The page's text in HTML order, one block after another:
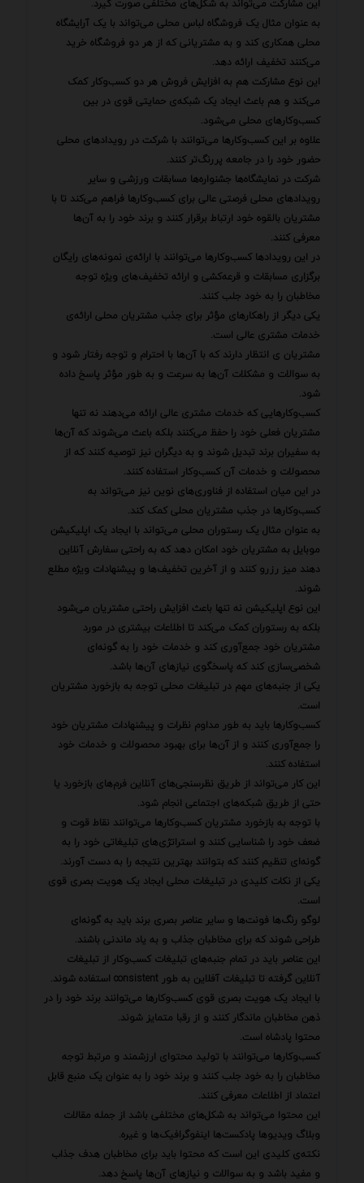
این مشارکت می‌تواند به شکل‌های مختلفی صورت گیرد.
به عنوان مثال یک فروشگاه لباس محلی می‌تواند با یک آرایشگاه
محلی همکاری کند و به مشتریانی که از هر دو فروشگاه خرید
می‌کنند تخفیف ارائه دهد.
این نوع مشارکت هم به افزایش فروش هر دو کسب‌وکار کمک
می‌کند و هم باعث ایجاد یک شبکه‌ی حمایتی قوی در بین
کسب‌وکارهای محلی می‌شود.
علاوه بر این کسب‌وکارها می‌توانند با شرکت در رویدادهای محلی
حضور خود را در جامعه پررنگ‌تر کنند.
شرکت در نمایشگاه‌ها جشنواره‌ها مسابقات ورزشی و سایر
رویدادهای محلی فرصتی عالی برای کسب‌وکارها فراهم می‌کند تا با
مشتریان بالقوه خود ارتباط برقرار کنند و برند خود را به آن‌ها
معرفی کنند.
در این رویدادها کسب‌وکارها می‌توانند با ارائه‌ی نمونه‌های رایگان
برگزاری مسابقات و قرعه‌کشی و ارائه تخفیف‌های ویژه توجه
مخاطبان را به خود جلب کنند.
یکی دیگر از راهکارهای مؤثر برای جذب مشتریان محلی ارائه‌ی
خدمات مشتری عالی است.
مشتریان ی انتظار دارند که با آن‌ها با احترام و توجه رفتار شود و
به سوالات و مشکلات آن‌ها به سرعت و به طور مؤثر پاسخ داده
شود.
کسب‌وکارهایی که خدمات مشتری عالی ارائه می‌دهند نه تنها
مشتریان فعلی خود را حفظ می‌کنند بلکه باعث می‌شوند که آن‌ها
به سفیران برند تبدیل شوند و به دیگران نیز توصیه کنند که از
محصولات و خدمات آن کسب‌وکار استفاده کنند.
در این میان استفاده از فناوری‌های نوین نیز می‌تواند به
کسب‌وکارها در جذب مشتریان محلی کمک کند.
به عنوان مثال یک رستوران محلی می‌تواند با ایجاد یک اپلیکیشن
موبایل به مشتریان خود امکان دهد که به راحتی سفارش آنلاین
دهند میز رزرو کنند و از آخرین تخفیف‌ها و پیشنهادات ویژه مطلع
شوند.
این نوع اپلیکیشن نه تنها باعث افزایش راحتی مشتریان می‌شود
بلکه به رستوران کمک می‌کند تا اطلاعات بیشتری در مورد
مشتریان خود جمع‌آوری کند و خدمات خود را به گونه‌ای
شخصی‌سازی کند که پاسخگوی نیازهای آن‌ها باشد.
یکی از جنبه‌های مهم در تبلیغات محلی توجه به بازخورد مشتریان
است.
کسب‌وکارها باید به طور مداوم نظرات و پیشنهادات مشتریان خود
را جمع‌آوری کنند و از آن‌ها برای بهبود محصولات و خدمات خود
استفاده کنند.
این کار می‌تواند از طریق نظرسنجی‌های آنلاین فرم‌های بازخورد یا
حتی از طریق شبکه‌های اجتماعی انجام شود.
با توجه به بازخورد مشتریان کسب‌وکارها می‌توانند نقاط قوت و
ضعف خود را شناسایی کنند و استراتژی‌های تبلیغاتی خود را به
گونه‌ای تنظیم کنند که بتوانند بهترین نتیجه را به دست آورند.
یکی از نکات کلیدی در تبلیغات محلی ایجاد یک هویت بصری قوی
است.
لوگو رنگ‌ها فونت‌ها و سایر عناصر بصری برند باید به گونه‌ای
طراحی شوند که برای مخاطبان جذاب و به یاد ماندنی باشند.
این عناصر باید در تمام جنبه‌های تبلیغات کسب‌وکار از تبلیغات
آنلاین گرفته تا تبلیغات آفلاین به طور consistent استفاده شوند.
با ایجاد یک هویت بصری قوی کسب‌وکارها می‌توانند برند خود را در
ذهن مخاطبان ماندگار کنند و از رقبا متمایز شوند.
محتوا پادشاه است.
کسب‌وکارها می‌توانند با تولید محتوای ارزشمند و مرتبط توجه
مخاطبان را به خود جلب کنند و برند خود را به عنوان یک منبع قابل
اعتماد از اطلاعات معرفی کنند.
این محتوا می‌تواند به شکل‌های مختلفی باشد از جمله مقالات
وبلاگ ویدیوها پادکست‌ها اینفوگرافیک‌ها و غیره.
نکته‌ی کلیدی این است که محتوا باید برای مخاطبان هدف جذاب
و مفید باشد و به سوالات و نیازهای آن‌ها پاسخ دهد.